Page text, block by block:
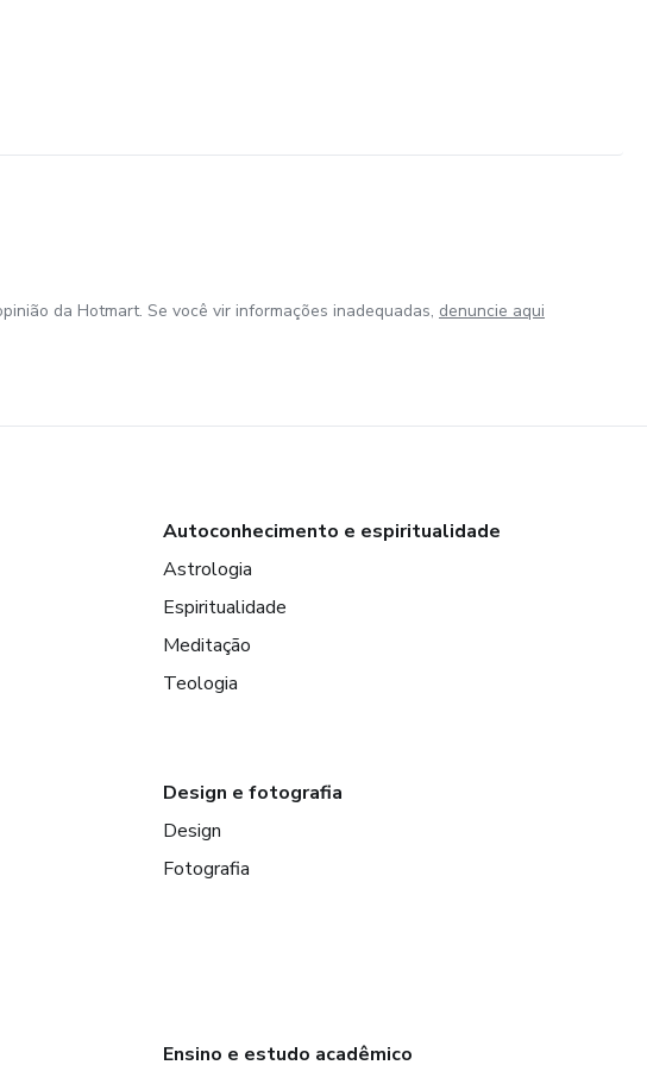
da Hotmart. Se você vir informações inadequadas, denuncie aqui
Autoconhecimento e espiritualidade
Astrologia
Espiritualidade
Meditação
Teologia
Design e fotografia
Design
Fotografia
Ensino e estudo acadêmico